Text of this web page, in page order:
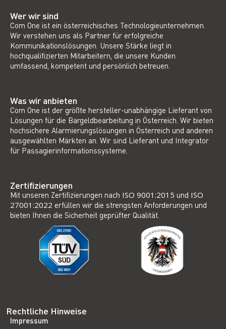
Wer wir sind
Com One ist ein österreichisches Technologieunternehmen.
Wir verstehen uns als Partner für erfolgreiche
Kommunikationslösungen. Unsere Stärke liegt in
hochqualifizierten Mitarbeitern, die unsere Kunden
umfassend, kompetent und persönlich betreuen.
Was wir anbieten
Com One ist der größte hersteller-unabhängige Lieferant von
Lösungen für die Bargeldbearbeitung in Österreich. Wir bieten
hochsichere Alarmierungslösungen in Österreich und anderen
ausgewählten Märkten an. Wir sind Lieferant und Integrator
für Passagierinformationssysteme.
Zertifizierungen
Mit unseren Zertifizierungen nach ISO 9001:2015 und ISO
27001:2022 erfüllen wir die strengsten Anforderungen und
bieten Ihnen die Sicherheit geprüfter Qualität.
Rechtliche Hinweise
Impressum